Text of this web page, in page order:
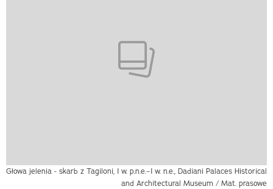
Głowa jelenia - skarb z Tagiloni, I w. p.n.e.–I w. n.e., Dadiani Palaces Historical
and Architectural Museum / Mat. prasowe